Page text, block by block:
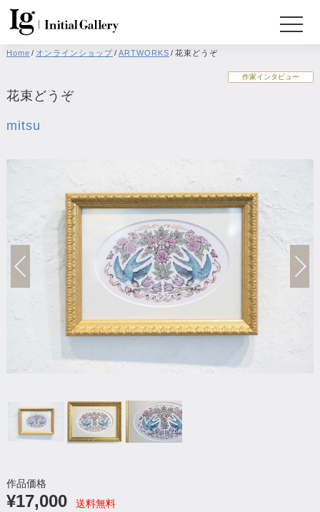
Home / オンラインショップ/ ARTWORKS / 花束どうぞ
作家インタビュー
花束どうぞ
mitsu
作品価格
¥17,000 送料無料